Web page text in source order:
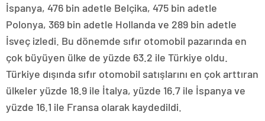
İspanya, 476 bin adetle Belçika, 475 bin adetle
Polonya, 369 bin adetle Hollanda ve 289 bin adetle
İsveç izledi. Bu dönemde sıfır otomobil pazarında en
çok büyüyen ülke de yüzde 63.2 ile Türkiye oldu.
Türkiye dışında sıfır otomobil satışlarını en çok arttıran
ülkeler yüzde 18.9 ile İtalya, yüzde 16.7 ile İspanya ve
yüzde 16.1 ile Fransa olarak kaydedildi.